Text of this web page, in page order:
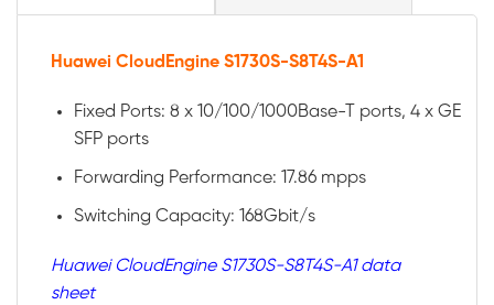
Huawei CloudEngine S1730S-S8T4S-A1
Fixed Ports: 8 x 10/100/1000Base-T ports, 4 x GE
SFP ports
Forwarding Performance: 17.86 mpps
Switching Capacity: 168Gbit/s
Huawei CloudEngine S1730S-S8T4S-A1 data
sheet